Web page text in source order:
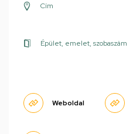
Cím
Épület, emelet, szobaszám
Weboldal